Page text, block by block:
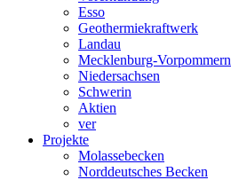
Esso
Geothermiekraftwerk
Landau
Mecklenburg-Vorpommern
Niedersachsen
Schwerin
Aktien
ver
Projekte
Molassebecken
Norddeutsches Becken